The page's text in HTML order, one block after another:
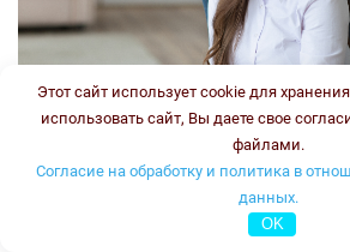
Врач-генетик, врач
Этот сайт использует cookie для
использовать сайт, Вы даете свое
файлами.
Согласие на обработку и политика в
данных.
OK